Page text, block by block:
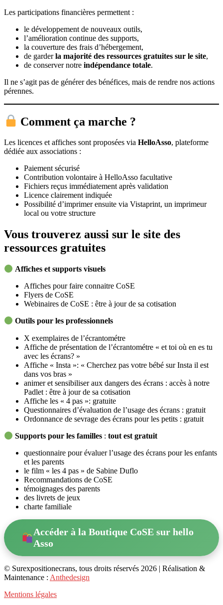
Les participations financières permettent :
le développement de nouveaux outils,
l’amélioration continue des supports,
la couverture des frais d’hébergement,
de garderla majorité des ressources gratuites sur le site,
de conserver notre indépendance totale.
Il ne s’agit pas de générer des bénéfices, mais de rendre nos actions
pérennes.
Comment ça marche ?
Les licences et affiches sont proposées via HelloAsso, plateforme
dédiée aux associations :
Paiement sécurisé
Contribution volontaire à HelloAsso facultative
Fichiers reçus immédiatement après validation
Licence clairement indiquée
Possibilité d’imprimer ensuite via Vistaprint, un imprimeur
local ou votre structure
Vous trouverez aussi sur le site des
ressources gratuites
Affiches et supports visuels
Affiches pour faire connaitre CoSE
Flyers de CoSE
Webinaires de CoSE : être à jour de sa cotisation
Outils pour les professionnels
X exemplaires de l’écrantométre
Affiche de présentation de l’écrantométre « et toi où en es tu
avec les écrans? »
Affiche « Insta »: « Cherchez pas votre bébé sur Insta il est
dans vos bras »
animer et sensibiliser aux dangers des écrans : accès à notre
Padlet : être à jour de sa cotisation
Affiche les « 4 pas »: gratuite
Questionnaires d’évaluation de l’usage des écrans : gratuit
Ordonnance de sevrage des écrans pour les petits : gratuit
Supports pour les familles :tout est gratuit
questionnaire pour évaluer l’usage des écrans pour les enfants
et les parents
le film « les 4 pas » de Sabine Duflo
Recommandations de CoSE
témoignages des parents
des livrets de jeux
charte familiale
Accéder à la Boutique CoSE sur hello
Asso
© Surexpositionecrans, tous droits réservés 2026 | Réalisation &
Maintenance : Anthedesign
Mentions légales